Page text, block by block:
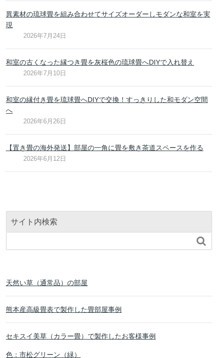
異素材の琉球畳を組み合わせてサイズオーダーしモダンな和室を実
現
2026年7月24日
和室の古くなった縁つき畳を灰桜色の琉球畳へDIYで入れ替え
2026年7月10日
和室の縁付き畳を琉球畳へDIYで交換！すっきりした和モダン空間
へ
2026年6月26日
【置き畳の海外発送】部屋の一角に畳を敷き茶道スペースを作る
2026年6月12日
サイト内検索

天然い草（通常品）の部屋
熊本産高級畳表で製作した畳部屋事例
セキスイ美草（カラー畳）で製作したお客様事例
色：市松グリーン（緑）